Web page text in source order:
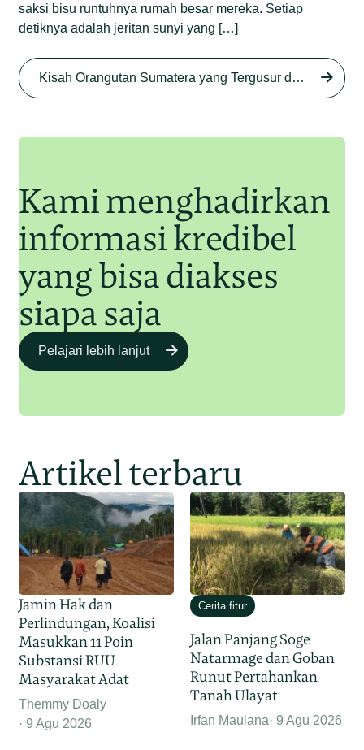
Sumatera di Rawa Tripa
Junaidi Hanafiah 27 Agu 2025
Begini Modus Perburuan
saksi bisu runtuhnya rumah besar mereka. Setiap
detiknya adalah jeritan sunyi yang […]
Kisah Orangutan Sumatera yang Tergusur dari Rumah Sendiri series
Kami menghadirkan
informasi kredibel
yang bisa diakses
siapa saja
Pelajari lebih lanjut
Artikel terbaru
Jamin Hak dan
Perlindungan, Koalisi
Masukkan 11 Poin
Substansi RUU
Masyarakat Adat
Themmy Doaly
9 Agu 2026
Cerita fitur
Jalan Panjang Soge
Natarmage dan Goban
Runut Pertahankan
Tanah Ulayat
Irfan Maulana 9 Agu 2026